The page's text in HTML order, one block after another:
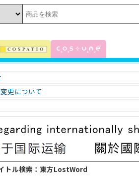
更について
トル検索：東方LostWord